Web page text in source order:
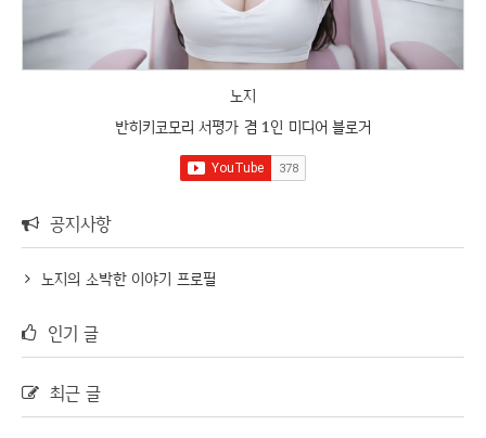
노지
반히키코모리 서평가 겸 1인 미디어 블로거
공지사항
노지의 소박한 이야기 프로필
인기 글
최근 글